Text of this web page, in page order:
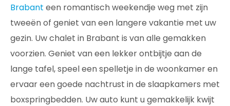
Brabant een romantisch weekendje weg met zijn
tweeën of geniet van een langere vakantie met uw
gezin. Uw chalet in Brabant is van alle gemakken
voorzien. Geniet van een lekker ontbijtje aan de
lange tafel, speel een spelletje in de woonkamer en
ervaar een goede nachtrust in de slaapkamers met
boxspringbedden. Uw auto kunt u gemakkelijk kwijt